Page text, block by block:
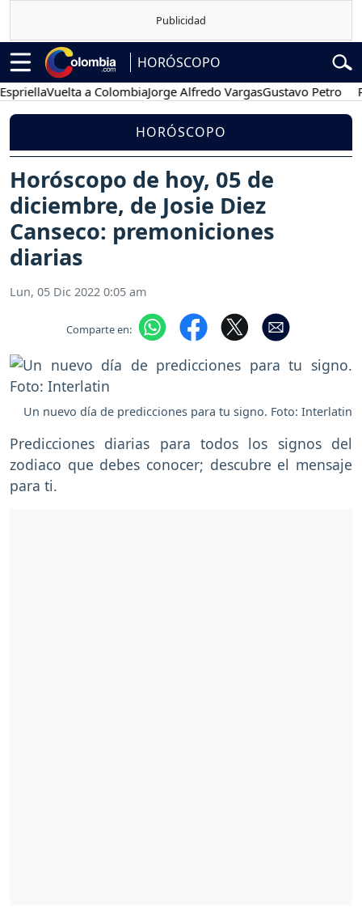
HORÓSCOPO
Vuelta a ColombiaJorge Alfredo VargasGustavo Petro
HORÓSCOPO
Horóscopo de hoy, 05 de
diciembre, de Josie Diez
Canseco: premoniciones
diarias
Lun, 05 Dic 2022 0:05 am
Comparte en:
Un nuevo día de predicciones para tu signo. Foto: Interlatin
Predicciones diarias para todos los signos del
zodiaco que debes conocer; descubre el mensaje
para ti.